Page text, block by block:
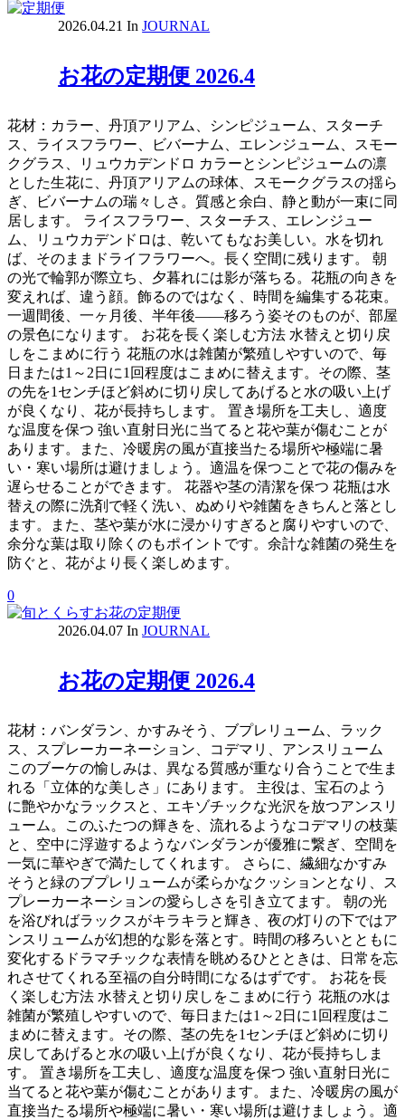
2026.04.21 In JOURNAL
お花の定期便 2026.4
花材：カラー、丹頂アリアム、シンピジューム、スターチ
ス、ライスフラワー、ビバーナム、エレンジューム、スモー
クグラス、リュウカデンドロ カラーとシンピジュームの凛
とした生花に、丹頂アリアムの球体、スモークグラスの揺ら
ぎ、ビバーナムの瑞々しさ。質感と余白、静と動が一束に同
居します。 ライスフラワー、スターチス、エレンジュー
ム、リュウカデンドロは、乾いてもなお美しい。水を切れ
ば、そのままドライフラワーへ。長く空間に残ります。 朝
の光で輪郭が際立ち、夕暮れには影が落ちる。花瓶の向きを
変えれば、違う顔。飾るのではなく、時間を編集する花束。
一週間後、一ヶ月後、半年後——移ろう姿そのものが、部屋
の景色になります。 お花を長く楽しむ方法 水替えと切り戻
しをこまめに行う 花瓶の水は雑菌が繁殖しやすいので、毎
日または1～2日に1回程度はこまめに替えます。その際、茎
の先を1センチほど斜めに切り戻してあげると水の吸い上げ
が良くなり、花が長持ちします。 置き場所を工夫し、適度
な温度を保つ 強い直射日光に当てると花や葉が傷むことが
あります。また、冷暖房の風が直接当たる場所や極端に暑
い・寒い場所は避けましょう。適温を保つことで花の傷みを
遅らせることができます。 花器や茎の清潔を保つ 花瓶は水
替えの際に洗剤で軽く洗い、ぬめりや雑菌をきちんと落とし
ます。また、茎や葉が水に浸かりすぎると腐りやすいので、
余分な葉は取り除くのもポイントです。余計な雑菌の発生を
防ぐと、花がより長く楽しめます。
0
2026.04.07 In JOURNAL
お花の定期便 2026.4
花材：バンダラン、かすみそう、ブプレリューム、ラック
ス、スプレーカーネーション、コデマリ、アンスリューム
このブーケの愉しみは、異なる質感が重なり合うことで生ま
れる「立体的な美しさ」にあります。 主役は、宝石のよう
に艶やかなラックスと、エキゾチックな光沢を放つアンスリ
ューム。このふたつの輝きを、流れるようなコデマリの枝葉
と、空中に浮遊するようなバンダランが優雅に繋ぎ、空間を
一気に華やぎで満たしてくれます。 さらに、繊細なかすみ
そうと緑のブプレリュームが柔らかなクッションとなり、ス
プレーカーネーションの愛らしさを引き立てます。 朝の光
を浴びればラックスがキラキラと輝き、夜の灯りの下ではア
ンスリュームが幻想的な影を落とす。時間の移ろいとともに
変化するドラマチックな表情を眺めるひとときは、日常を忘
れさせてくれる至福の自分時間になるはずです。 お花を長
く楽しむ方法 水替えと切り戻しをこまめに行う 花瓶の水は
雑菌が繁殖しやすいので、毎日または1～2日に1回程度はこ
まめに替えます。その際、茎の先を1センチほど斜めに切り
戻してあげると水の吸い上げが良くなり、花が長持ちしま
す。 置き場所を工夫し、適度な温度を保つ 強い直射日光に
当てると花や葉が傷むことがあります。また、冷暖房の風が
直接当たる場所や極端に暑い・寒い場所は避けましょう。適